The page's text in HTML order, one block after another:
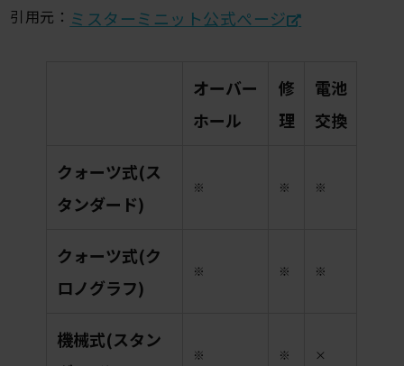
引用元： ミスターミニット公式ぺージ
オーバー
ホール
修
理
電池
交換
クォーツ式(ス
タンダード)
※ ※ ※
クォーツ式(ク
ロノグラフ)
※ ※ ※
機械式(スタン
※ ※ ×